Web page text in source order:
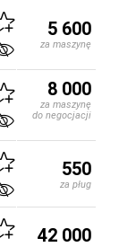
5 600
za maszynę
8 000
za maszynę
do negocjacji
550
za pług
42 000